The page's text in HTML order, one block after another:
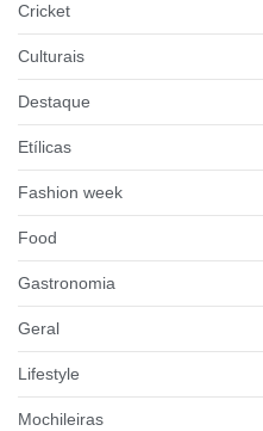
Cricket
Culturais
Destaque
Etílicas
Fashion week
Food
Gastronomia
Geral
Lifestyle
Mochileiras